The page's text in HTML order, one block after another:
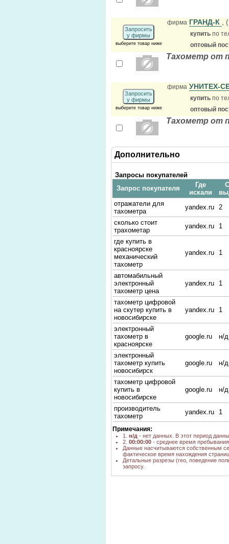
Запросить
у фирмы
выберите товар ниже
фирма ГРАНД-К ,
купить по
оптовый
Тахометр от
Запросить
у фирмы
выберите товар ниже
фирма УНИТЕХ-
купить по
оптовый
Тахометр от
Дополнительно
Запросы покупателей
Запрос покупателя
Где
искали
отражатели для
тахометра
yandex.ru 2
сколько стоит
трахометар
yandex.ru
1
где купить в
красноярске
механический
тахометр
yandex.ru 1
автомабильный
электронный
тахометр цена
yandex.ru 1
тахометр цифровой
на скутер купить в
новосибирске
yandex.ru 1
электронный
тахометр в
красноярске
google.ru н/д
электронный
тахометр купить
новосибирск
google.ru н/д
тахометр цифровой
купить в
новосибирске
google.ru н/д
производитель
тахометр
yandex.ru 1
Примечания:
1. н/д - нет данных. В этот период
2. 00:00:00 - среднее время
Данные насчитываются собственным
фактическое время нахождения
Детальные разрезы (гео, поведение
запросу.